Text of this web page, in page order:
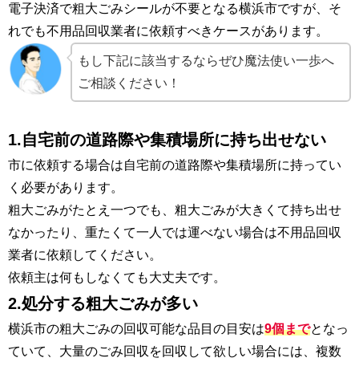
電子決済で粗大ごみシールが不要となる横浜市ですが、そ
れでも不用品回収業者に依頼すべきケースがあります。
もし下記に該当するならぜひ魔法使い一歩へ
ご相談ください！
1.自宅前の道路際や集積場所に持ち出せない
市に依頼する場合は自宅前の道路際や集積場所に持ってい
く必要があります。
粗大ごみがたとえ一つでも、粗大ごみが大きくて持ち出せ
なかったり、重たくて一人では運べない場合は不用品回収
業者に依頼してください。
依頼主は何もしなくても大丈夫です。
2.処分する粗大ごみが多い
横浜市の粗大ごみの回収可能な品目の目安は9個までとなっ
ていて、大量のごみ回収を回収して欲しい場合には、複数